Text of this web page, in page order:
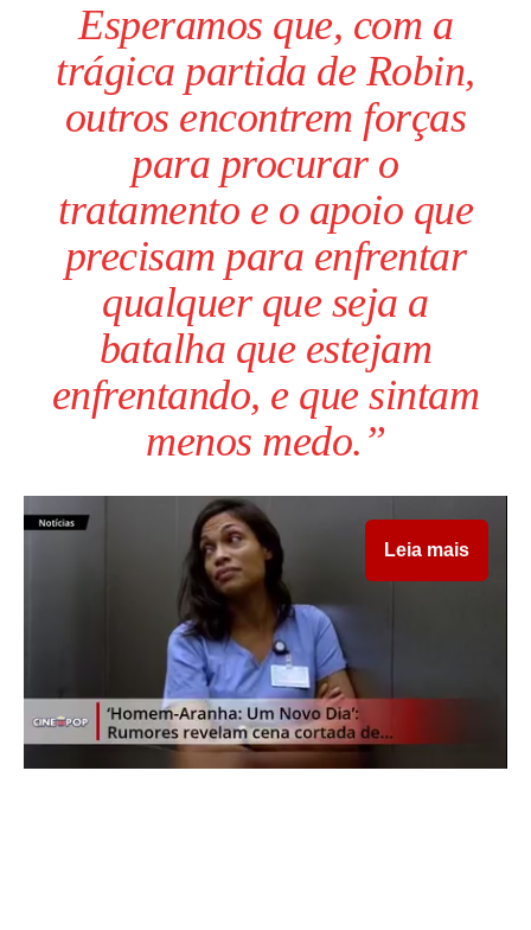
Esperamos que, com a
trágica partida de Robin,
outros encontrem forças
para procurar o
tratamento e o apoio que
precisam para enfrentar
qualquer que seja a
batalha que estejam
enfrentando, e que sintam
menos medo.”
Leia mais